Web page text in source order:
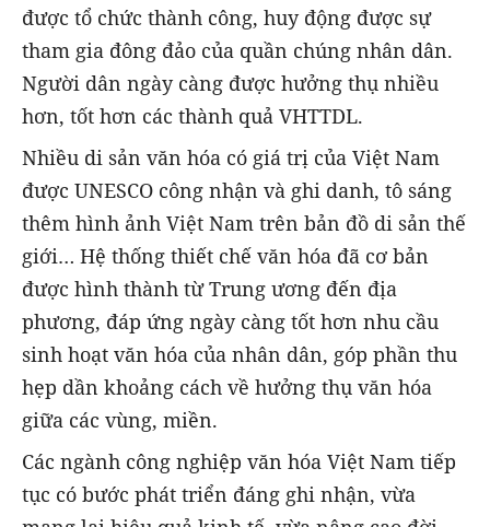
được tổ chức thành công, huy động được sự
tham gia đông đảo của quần chúng nhân dân.
Người dân ngày càng được hưởng thụ nhiều
hơn, tốt hơn các thành quả VHTTDL.
Nhiều di sản văn hóa có giá trị của Việt Nam
được UNESCO công nhận và ghi danh, tô sáng
thêm hình ảnh Việt Nam trên bản đồ di sản thế
giới… Hệ thống thiết chế văn hóa đã cơ bản
được hình thành từ Trung ương đến địa
phương, đáp ứng ngày càng tốt hơn nhu cầu
sinh hoạt văn hóa của nhân dân, góp phần thu
hẹp dần khoảng cách về hưởng thụ văn hóa
giữa các vùng, miền.
Các ngành công nghiệp văn hóa Việt Nam tiếp
tục có bước phát triển đáng ghi nhận, vừa